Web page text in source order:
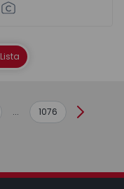
Lista
... 1076